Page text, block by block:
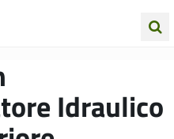
Idraulico